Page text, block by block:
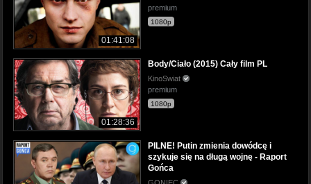
01:41:08
premium
1080p
01:28:36
Body/Ciało (2015) Cały film PL
KinoSwiat
premium
1080p
PILNE! Putin zmienia dowódcę i
szykuje się na długą wojnę - Raport
Gońca